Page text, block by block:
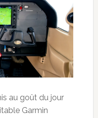
au goût du jour
Garmin